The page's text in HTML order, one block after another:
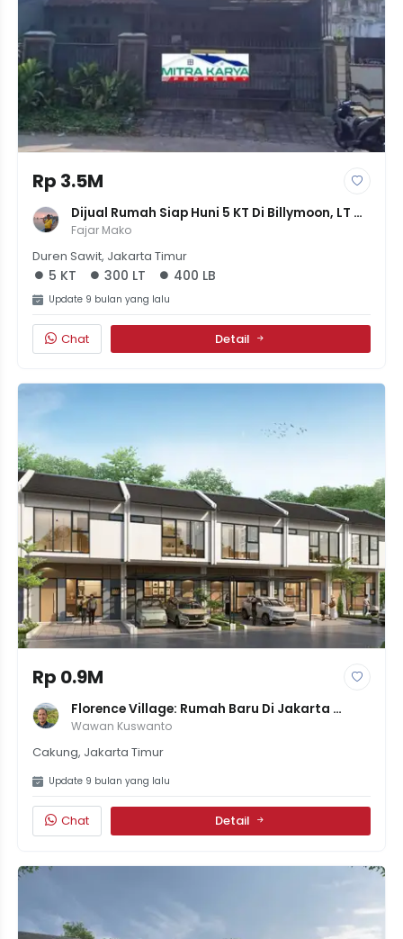
Rp 3.5M
Dijual Rumah Siap Huni 5 KT Di Billymoon, LT
300m² LB 400m² - SHM - Harga 3.5M
Fajar Mako
Duren Sawit, Jakarta Timur
5 KT 300 LT 400 LB
Update 9 bulan yang lalu
Chat Detail
Rp 0.9M
Florence Village: Rumah Baru Di Jakarta
Garden City, Akses CBD & Fasilitas Lengkap
Wawan Kuswanto
Cakung, Jakarta Timur
Update 9 bulan yang lalu
Chat Detail